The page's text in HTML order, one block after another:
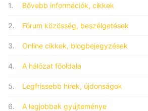
1. Bővebb információk, cikkek
2. Fórum közösség, beszélgetések
3. Online cikkek, blogbejegyzések
4. A hálózat főoldala
5. Legfrissebb hírek, újdonságok
6. A legjobbak gyűjteménye